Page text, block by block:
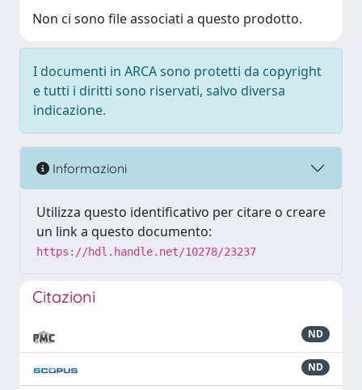
Non ci sono file associati a questo prodotto.
I documenti in ARCA sono protetti da copyright
e tutti i diritti sono riservati, salvo diversa
indicazione.
Informazioni
Utilizza questo identificativo per citare o creare
un link a questo documento:
https://hdl.handle.net/10278/23237
Citazioni
ND
ND